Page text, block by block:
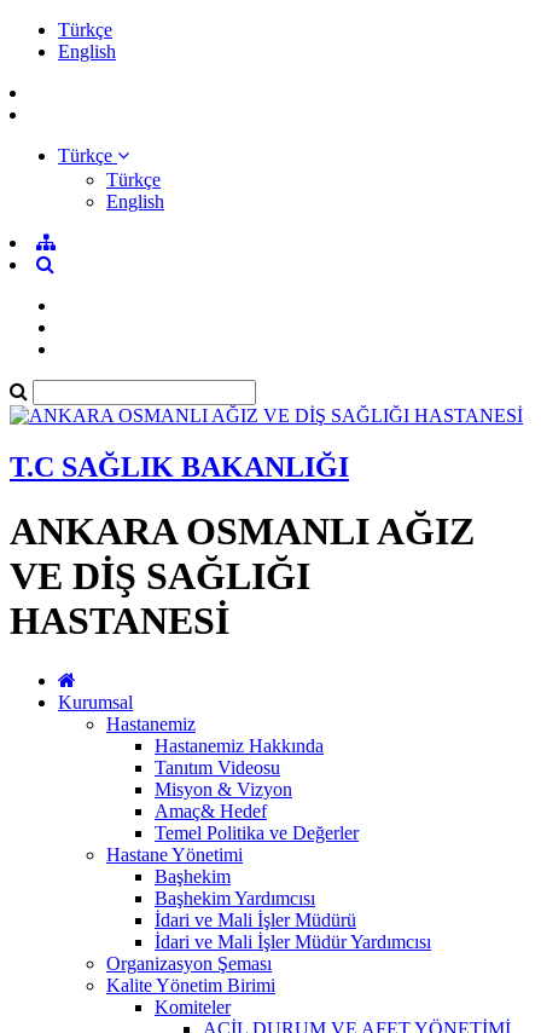
Türkçe
English
Türkçe
Türkçe
English
T.C SAĞLIK BAKANLIĞI
ANKARA OSMANLI AĞIZ
VE DİŞ SAĞLIĞI
HASTANESİ
Kurumsal
Hastanemiz
Hastanemiz Hakkında
Tanıtım Videosu
Misyon & Vizyon
Amaç& Hedef
Temel Politika ve Değerler
Hastane Yönetimi
Başhekim
Başhekim Yardımcısı
İdari ve Mali İşler Müdürü
İdari ve Mali İşler Müdür Yardımcısı
Organizasyon Şeması
Kalite Yönetim Birimi
Komiteler
ACİL DURUM VE AFET YÖNETİMİ